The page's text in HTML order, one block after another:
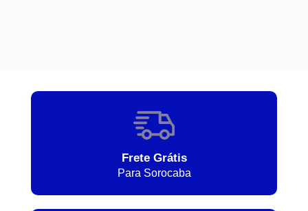
Frete Grátis
Para Sorocaba